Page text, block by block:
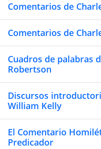
Comentarios de
Comentarios de
Cuadros de palabras
Robertson
Discursos
William Kelly
El Comentario
Predicador